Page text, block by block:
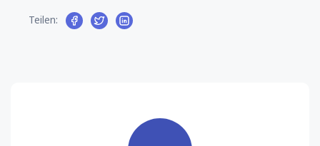
Teilen: